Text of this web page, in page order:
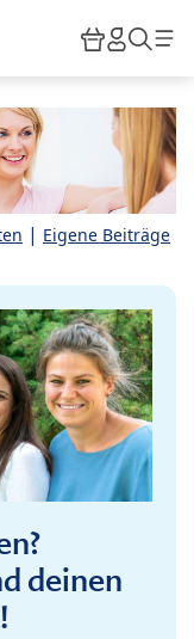
HiPP
| Eigene Beiträge
deinen